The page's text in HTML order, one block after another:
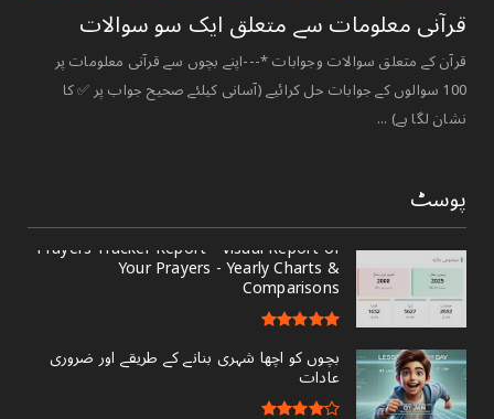
قرآنی ‏معلومات ‏سے ‏متعلق ‏ایک ‏سو ‏سوالات ‏
قرآن کے متعلق سوالات وجوابات *---اپنے بچوں سے قرآنی معلومات پر
100 سوالوں کے جوابات حل کرائیے (آسانی کیلئے صحیح جواب پر ✅ کا
نشان لگا ہے) ...
پوسٹ
Prayers Tracker Report - Visual Report of
Your Prayers - Yearly Charts &
Comparisons
بچوں کو اچھا شہری بنانے کے طریقے اور ضروری
عادات